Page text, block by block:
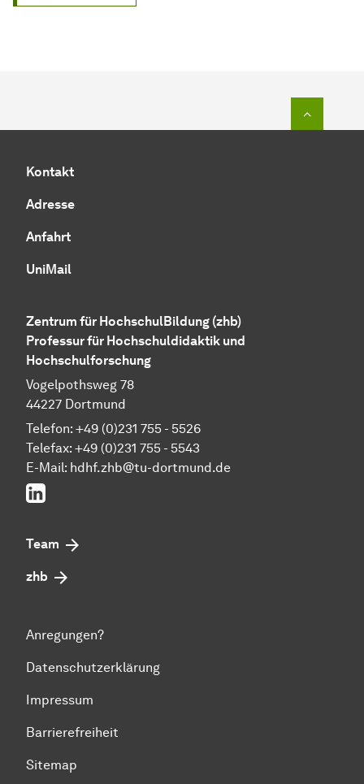
Kontakt
Adresse
Anfahrt
UniMail
Zentrum für HochschulBildung (zhb)
Professur für Hochschuldidaktik und
Hochschulforschung
Vogelpothsweg 78
44227 Dortmund
Telefon: +49 (0)231 755 - 5526
Telefax: +49 (0)231 755 - 5543
E-Mail: hdhf.zhb@tu-dortmund.de
LinkedIn
Team
zhb
Anregungen?
Datenschutzerklärung
Impressum
Barrierefreiheit
Sitemap